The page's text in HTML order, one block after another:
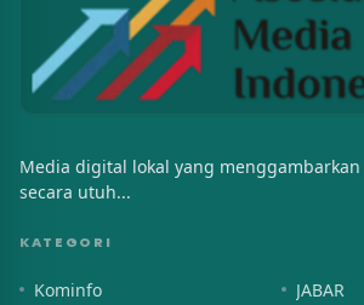
Media digital lokal yang
secara utuh...
KATEGORI
Kominfo JABAR